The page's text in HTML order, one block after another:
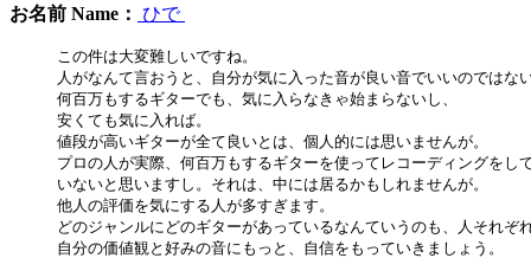
お名前 Name： ひで
この件は大変難しいですね。
人がなんて言おうと、自分が気に入った音が良い音でいいのではな
何百万もするギターでも、気に入らなきゃ始まらないし、
安くても気に入れば。
値段が高いギターが全て良いとは、個人的には思いませんが。
プロの人が実際、何百万もするギターを使ってレコーディングをし
いないと思いますし。それは、中には居るかもしれませんが。
他人の評価を気にする人が多すぎます。
どのジャンルにどのギターがあっているなんていうのも、人それぞ
自分の価値観と好みの音にもっと、自信をもっていきましょう。